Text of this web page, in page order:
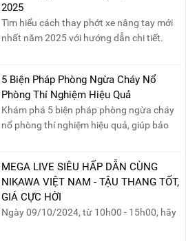
2025
Tìm hiểu cách thay phớt xe nâng tay mới
nhất năm 2025 với hướng dẫn chi tiết.
phớt đúng cách, giúp xe nâng hoạt động
hiệu quả và bền lâu!
5 Biện Pháp Phòng Ngừa Cháy Nổ
Phòng Thí Nghiệm Hiệu Quả
Khám phá 5 biện pháp phòng ngừa cháy
nổ phòng thí nghiệm hiệu quả, giúp bảo
sản, giảm thiểu nguy cơ cháy nổ phòng thí
nghiệm.
MEGA LIVE SIÊU HẤP DẪN CÙNG
NIKAWA VIỆT NAM - TẬU THANG TỐT,
GIÁ CỰC HỜI
Ngày 09/10/2024, từ 10h00 - 15h00, hãy